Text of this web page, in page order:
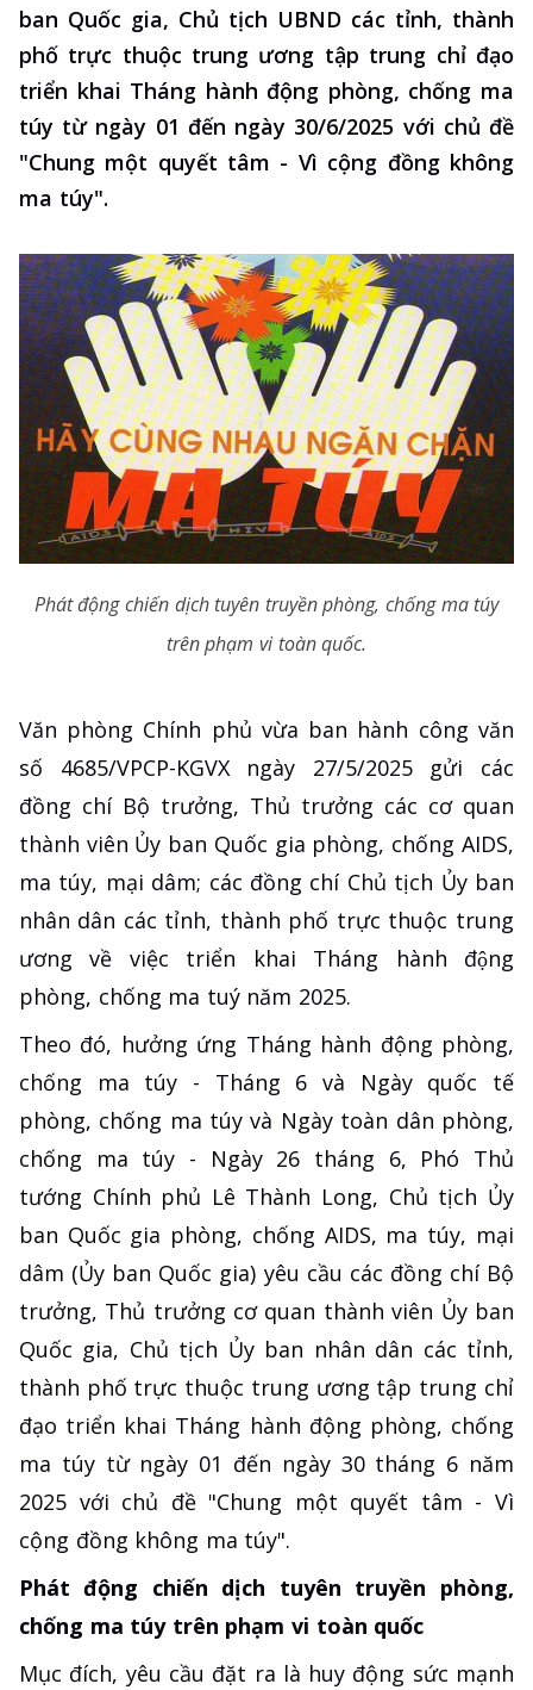
ban Quốc gia, Chủ tịch UBND các tỉnh, thành
phố trực thuộc trung ương tập trung chỉ đạo
triển khai Tháng hành động phòng, chống ma
túy từ ngày 01 đến ngày 30/6/2025 với chủ đề
"Chung một quyết tâm - Vì cộng đồng không
ma túy".
Phát động chiến dịch tuyên truyền phòng, chống ma túy
trên phạm vi toàn quốc.
Văn phòng Chính phủ vừa ban hành công văn
số 4685/VPCP-KGVX ngày 27/5/2025 gửi các
đồng chí Bộ trưởng, Thủ trưởng các cơ quan
thành viên Ủy ban Quốc gia phòng, chống AIDS,
ma túy, mại dâm; các đồng chí Chủ tịch Ủy ban
nhân dân các tỉnh, thành phố trực thuộc trung
ương về việc triển khai Tháng hành động
phòng, chống ma tuý năm 2025.
Theo đó, hưởng ứng Tháng hành động phòng,
chống ma túy - Tháng 6 và Ngày quốc tế
phòng, chống ma túy và Ngày toàn dân phòng,
chống ma túy - Ngày 26 tháng 6, Phó Thủ
tướng Chính phủ Lê Thành Long, Chủ tịch Ủy
ban Quốc gia phòng, chống AIDS, ma túy, mại
dâm (Ủy ban Quốc gia) yêu cầu các đồng chí Bộ
trưởng, Thủ trưởng cơ quan thành viên Ủy ban
Quốc gia, Chủ tịch Ủy ban nhân dân các tỉnh,
thành phố trực thuộc trung ương tập trung chỉ
đạo triển khai Tháng hành động phòng, chống
ma túy từ ngày 01 đến ngày 30 tháng 6 năm
2025 với chủ đề "Chung một quyết tâm - Vì
cộng đồng không ma túy".
Phát động chiến dịch tuyên truyền phòng,
chống ma túy trên phạm vi toàn quốc
Mục đích, yêu cầu đặt ra là huy động sức mạnh